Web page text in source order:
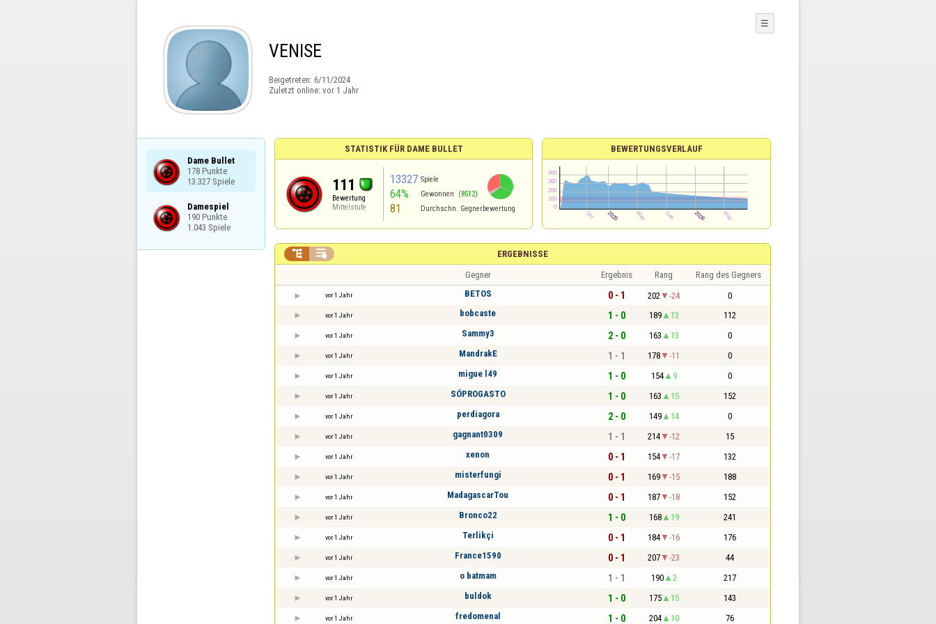
VENISE
Beigetreten: 6/11/2024
Zuletzt online: vor 1 Jahr
☰
Dame Bullet
178 Punkte
13.327 Spiele
Damespiel
190 Punkte
1.043 Spiele
STATISTIK FÜR DAME BULLET
111
Bewertung
Mittelstufe
13327 Spiele
64% Gewonnen (8512)
81 Durchschn. Gegnerbewertung
BEWERTUNGSVERLAUF
ERGEBNISSE
 
Gegner Ergebnis Rang Rang des Gegners
vor 1 Jahr BETOS 0 - 1 202 -24 0
vor 1 Jahr bobcaste 1 - 0 189 13 112
vor 1 Jahr Sammy3 2 - 0 163 13 0
vor 1 Jahr MandrakE 1 - 1 178 -11 0
vor 1 Jahr migue l49 1 - 0 154 9 0
vor 1 Jahr SÓPROGASTO 1 - 0 163 15 152
vor 1 Jahr perdiagora 2 - 0 149 14 0
vor 1 Jahr gagnant0309 1 - 1 214 -12 15
vor 1 Jahr xenon 0 - 1 154 -17 132
vor 1 Jahr misterfungi 0 - 1 169 -15 188
vor 1 Jahr MadagascarTou 0 - 1 187 -18 152
vor 1 Jahr Bronco22 1 - 0 168 19 241
vor 1 Jahr Terlikçi 0 - 1 184 -16 176
vor 1 Jahr France1590 0 - 1 207 -23 44
vor 1 Jahr o batmam 1 - 1 190 2 217
vor 1 Jahr buldok 1 - 0 175 15 143
vor 1 Jahr fredomenal 1 - 0 204 10 76